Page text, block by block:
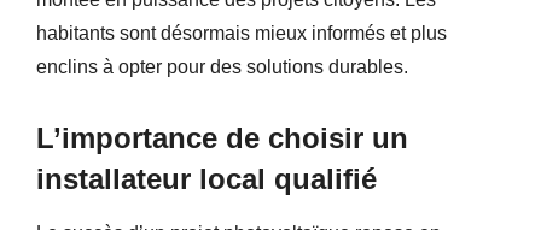
habitants sont désormais mieux informés et plus
enclins à opter pour des solutions durables.
L’importance de choisir un
installateur local qualifié